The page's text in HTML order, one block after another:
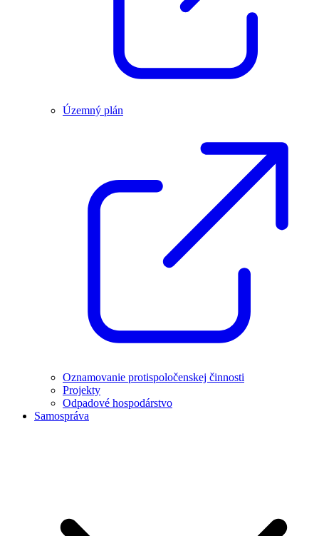
Územný plán
Oznamovanie protispoločenskej činnosti
Projekty
Odpadové hospodárstvo
Samospráva